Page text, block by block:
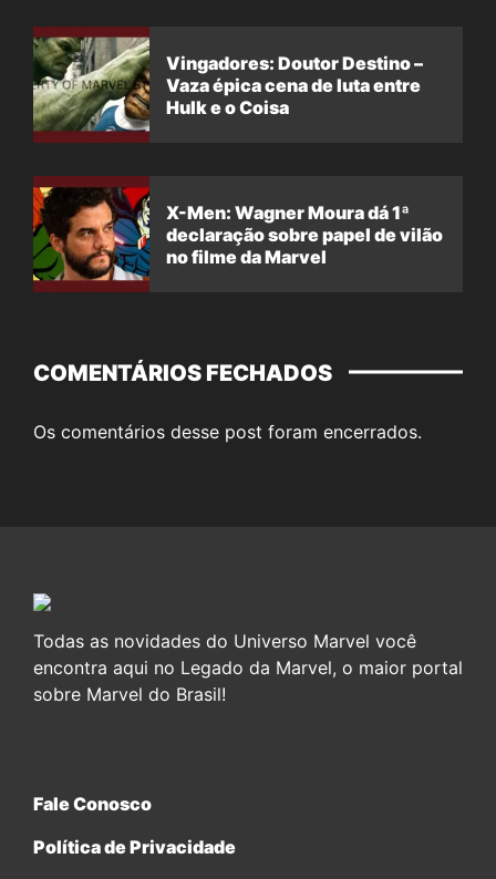
Vingadores: Doutor Destino –
Vaza épica cena de luta entre
Hulk e o Coisa
X-Men: Wagner Moura dá 1ª
declaração sobre papel de vilão
no filme da Marvel
COMENTÁRIOS FECHADOS
Os comentários desse post foram encerrados.
Todas as novidades do Universo Marvel você
encontra aqui no Legado da Marvel, o maior portal
sobre Marvel do Brasil!
Fale Conosco
Política de Privacidade